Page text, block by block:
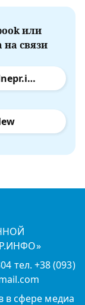
или
на связи
facebook.com/novosti.dnepr.info
тел. +38 (093)
в сфере медиа